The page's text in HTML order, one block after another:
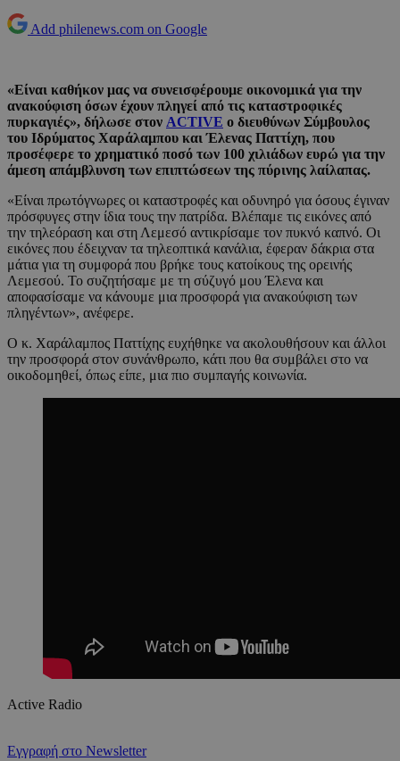
Add philenews.com on Google
«Είναι καθήκον μας να συνεισφέρουμε οικονομικά για την
ανακούφιση όσων έχουν πληγεί από τις καταστροφικές
πυρκαγιές», δήλωσε στον ACTIVE ο διευθύνων Σύμβουλος
του Ιδρύματος Χαράλαμπου και Έλενας Παττίχη, που
προσέφερε το χρηματικό ποσό των 100 χιλιάδων ευρώ για την
άμεση απάμβλυνση των επιπτώσεων της πύρινης λαίλαπας.
«Είναι πρωτόγνωρες οι καταστροφές και οδυνηρό για όσους έγιναν
πρόσφυγες στην ίδια τους την πατρίδα. Βλέπαμε τις εικόνες από
την τηλεόραση και στη Λεμεσό αντικρίσαμε τον πυκνό καπνό. Οι
εικόνες που έδειχναν τα τηλεοπτικά κανάλια, έφεραν δάκρια στα
μάτια για τη συμφορά που βρήκε τους κατοίκους της ορεινής
Λεμεσού. Το συζητήσαμε με τη σύζυγό μου Έλενα και
αποφασίσαμε να κάνουμε μια προσφορά για ανακούφιση των
πληγέντων», ανέφερε.
Ο κ. Χαράλαμπος Παττίχης ευχήθηκε να ακολουθήσουν και άλλοι
την προσφορά στον συνάνθρωπο, κάτι που θα συμβάλει στο να
οικοδομηθεί, όπως είπε, μια πιο συμπαγής κοινωνία.
Active Radio
Εγγραφή στο Newsletter